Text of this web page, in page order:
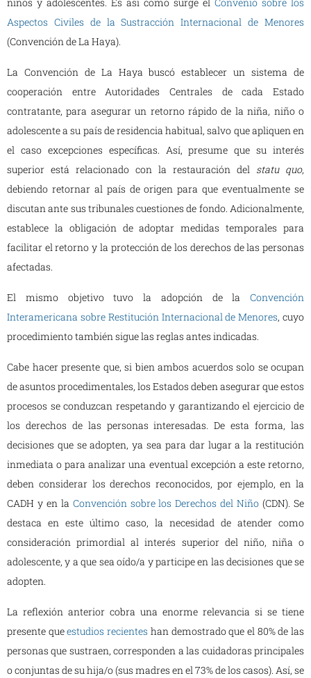
Aspectos Civiles de la Sustracción Internacional de Menores
(Convención de La Haya).
La Convención de La Haya buscó establecer un sistema de
cooperación entre Autoridades Centrales de cada Estado
contratante, para asegurar un retorno rápido de la niña, niño o
adolescente a su país de residencia habitual, salvo que apliquen en
el caso excepciones específicas. Así, presume que su interés
superior está relacionado con la restauración del statu quo,
debiendo retornar al país de origen para que eventualmente se
discutan ante sus tribunales cuestiones de fondo. Adicionalmente,
establece la obligación de adoptar medidas temporales para
facilitar el retorno y la protección de los derechos de las personas
afectadas.
El mismo objetivo tuvo la adopción de la
Convención
Interamericana sobre Restitución Internacional de Menores, cuyo
procedimiento también sigue las reglas antes indicadas.
Cabe hacer presente que, si bien ambos acuerdos solo se ocupan
de asuntos procedimentales, los Estados deben asegurar que estos
procesos se conduzcan respetando y garantizando el ejercicio de
los derechos de las personas interesadas. De esta forma, las
decisiones que se adopten, ya sea para dar lugar a la restitución
inmediata o para analizar una eventual excepción a este retorno,
deben considerar los derechos reconocidos, por ejemplo, en la
CADH y en la Convención sobre los Derechos del Niño (CDN). Se
destaca en este último caso, la necesidad de atender como
consideración primordial al interés superior del niño, niña o
adolescente, y a que sea oído/a y participe en las decisiones que se
adopten.
La reflexión anterior cobra una enorme relevancia si se tiene
presente queestudios recientes han demostrado que el 80% de las
personas que sustraen, corresponden a las cuidadoras principales
o conjuntas de su hija/o (sus madres en el 73% de los casos). Así, se